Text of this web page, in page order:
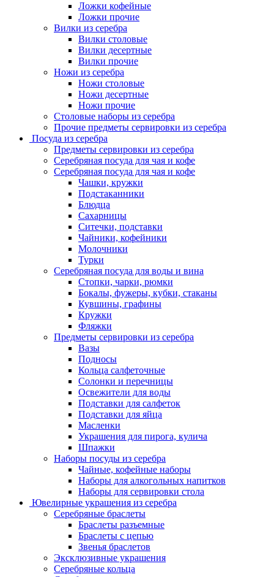
Ложки кофейные
Ложки прочие
Вилки из серебра
Вилки столовые
Вилки десертные
Вилки прочие
Ножи из серебра
Ножи столовые
Ножи десертные
Ножи прочие
Столовые наборы из серебра
Прочие предметы сервировки из серебра
Посуда из серебра
Предметы сервировки из серебра
Серебряная посуда для чая и кофе
Серебряная посуда для чая и кофе
Чашки, кружки
Подстаканники
Блюдца
Сахарницы
Ситечки, подставки
Чайники, кофейники
Молочники
Турки
Серебряная посуда для воды и вина
Стопки, чарки, рюмки
Бокалы, фужеры, кубки, стаканы
Кувшины, графины
Кружки
Фляжки
Предметы сервировки из серебра
Вазы
Подносы
Кольца салфеточные
Солонки и перечницы
Освежители для воды
Подставки для салфеток
Подставки для яйца
Масленки
Украшения для пирога, кулича
Шпажки
Наборы посуды из серебра
Чайные, кофейные наборы
Наборы для алкогольных напитков
Наборы для сервировки стола
Ювелирные украшения из серебра
Серебряные браслеты
Браслеты разъемные
Браслеты с цепью
Звенья браслетов
Эксклюзивные украшения
Серебряные кольца